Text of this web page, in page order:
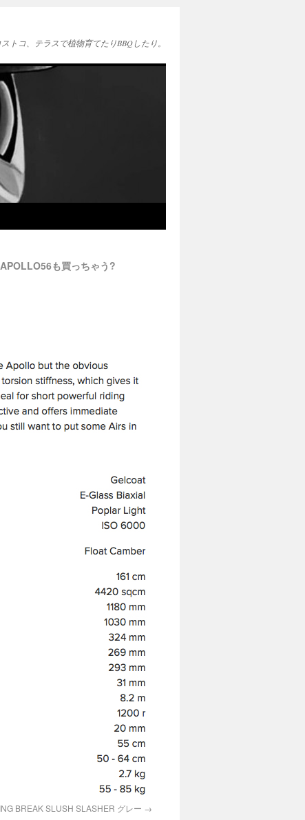
トコ、テラスで植物育てたりBBQしたり。
も買っちゃう?
BREAK SLUSH SLASHER グレー